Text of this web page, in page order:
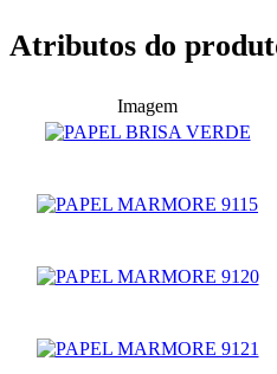
Atributos do
Imagem